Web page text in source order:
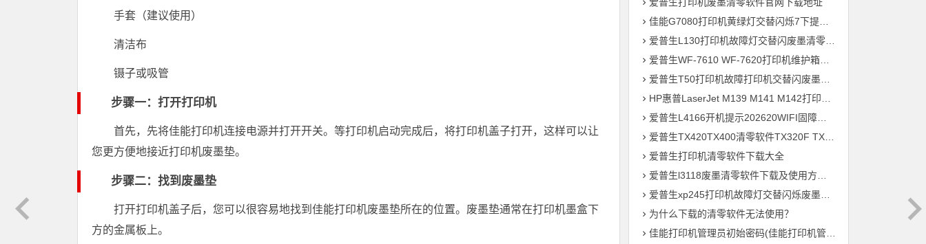
手套（建议使用）
清洁布
镊子或吸管
步骤一：打开打印机
首先，先将佳能打印机连接电源并打开开关。等打印机启动完成后，将打印机盖子打开，这样可以让
您更方便地接近打印机废墨垫。
步骤二：找到废墨垫
打开打印机盖子后，您可以很容易地找到佳能打印机废墨垫所在的位置。废墨垫通常在打印机墨盒下
方的金属板上。
爱普生打印机废墨清零软件官网下载地址
佳能G7080打印机黄绿灯交替闪烁7下提示5B00废墨清零教程
爱普生L130打印机故障灯交替闪废墨清零软件下载方法教程
爱普生WF-7610 WF-7620打印机维护箱寿命清零不识别墨盒远程刷机
爱普生T50打印机故障打印机交替闪废墨清零软件下载教程
HP惠普LaserJet M139 M141 M142打印机屏幕显示电脑上识别机器型号为3020
爱普生L4166开机提示202620WIFI固障维修教程
爱普生TX420TX400清零软件TX320F TX700w打印机废墨收集垫满
爱普生打印机清零软件下载大全
爱普生l3118废墨清零软件下载及使用方法教程
爱普生xp245打印机故障灯交替闪烁废墨清零软件下载及使用方法教程
为什么下载的清零软件无法使用？
佳能打印机管理员初始密码(佳能打印机管理员默认密码是什么？)